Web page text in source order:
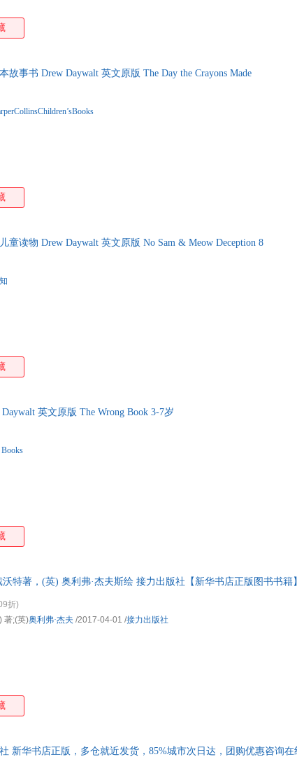
故事书 Drew Daywalt 英文原版 The Day the Crayons Made
童读物 Drew Daywalt 英文原版 No Sam & Meow Deception 8
英文原版 The Wrong Book 3-7岁
特著，(英) 奥利弗·杰夫斯绘 接力出版社【新华书店正版图书书
折)
) 著;(英)奥利弗·杰夫 /2017-04-01 /接力出版社
新华书店正版，多仓就近发货，85%城市次日达，团购优惠咨询在